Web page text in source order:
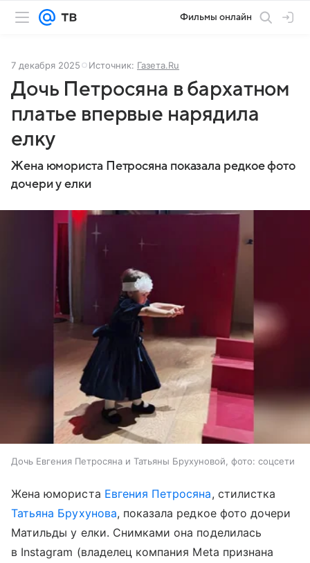
Фильмы онлайн
7 декабря 2025 Источник: Газета.Ru
Дочь Петросяна в бархатном
платье впервые нарядила
елку
Жена юмориста Петросяна показала редкое фото
дочери у елки
Дочь Евгения Петросяна и Татьяны Брухуновой, фото: соцсети
Жена юмориста Евгения Петросяна, стилистка
Татьяна Брухунова, показала редкое фото дочери
Матильды у елки. Снимками она поделилась
в Instagram (владелец компания Meta признана